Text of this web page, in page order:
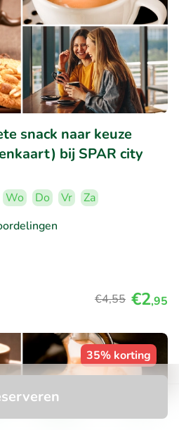
snack naar keuze
bij SPAR city
Wo Do Vr
Za
€4,55 €2,95
35% korting